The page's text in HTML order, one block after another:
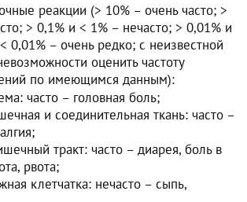
реакции (> 10% – очень часто; >
> 0,1% и < 1% – нечасто; > 0,01% и
0,01% – очень редко; с неизвестной
оценить частоту
по имеющимся данным):
часто – головная боль;
и соединительная ткань: часто –
тракт: часто – диарея, боль в
рвота;
клетчатка: нечасто – сыпь,